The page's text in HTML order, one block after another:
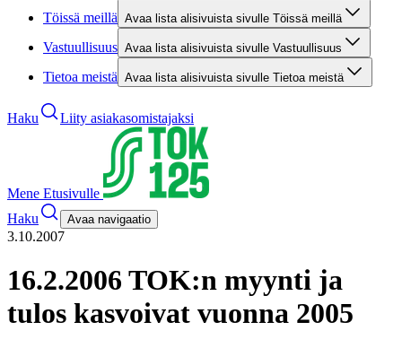
Töissä meillä Avaa lista alisivuista sivulle Töissä meillä
Vastuullisuus Avaa lista alisivuista sivulle Vastuullisuus
Tietoa meistä Avaa lista alisivuista sivulle Tietoa meistä
Haku Liity asiakasomistajaksi
Mene Etusivulle
Haku
Avaa navigaatio
3.10.2007
16.2.2006 TOK:n myynti ja
tulos kasvoivat vuonna 2005